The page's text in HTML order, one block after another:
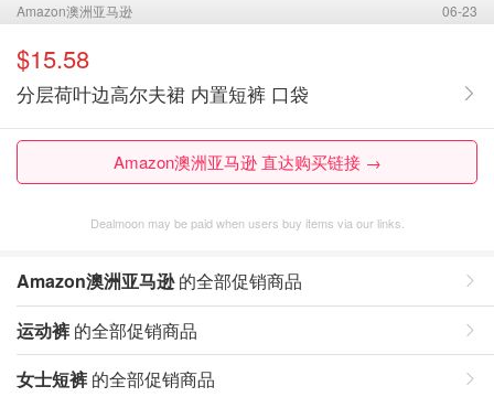
Amazon澳洲亚马逊 06-23
$15.58
分层荷叶边高尔夫裙 内置短裤 口袋
Amazon澳洲亚马逊 直达购买链接 →
Dealmoon may be paid when users buy items via our links.
Amazon澳洲亚马逊的全部促销商品
运动裤 的全部促销商品
女士短裤 的全部促销商品